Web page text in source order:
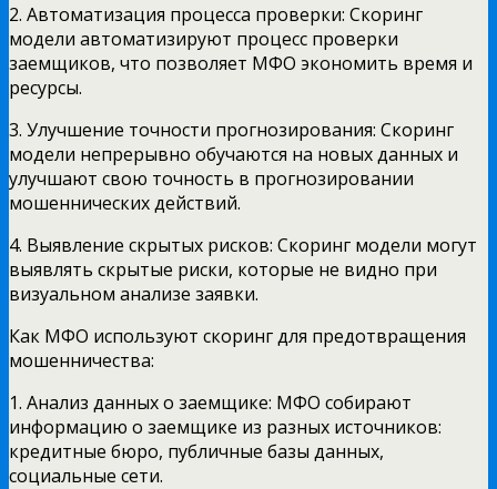
2. Автоматизация процесса проверки: Скоринг
модели автоматизируют процесс проверки
заемщиков, что позволяет МФО экономить время и
ресурсы.
3. Улучшение точности прогнозирования: Скоринг
модели непрерывно обучаются на новых данных и
улучшают свою точность в прогнозировании
мошеннических действий.
4. Выявление скрытых рисков: Скоринг модели могут
выявлять скрытые риски, которые не видно при
визуальном анализе заявки.
Как МФО используют скоринг для предотвращения
мошенничества:
1. Анализ данных о заемщике: МФО собирают
информацию о заемщике из разных источников:
кредитные бюро, публичные базы данных,
социальные сети.